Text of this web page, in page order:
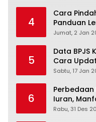
4
Cara
Panduan
PANDAWA
Jumat, 2 Jan
5
Data BPJS
Cara
Sabtu, 17 Jan
6
Perbedaan
Iuran,
2026
Rabu, 31 Des